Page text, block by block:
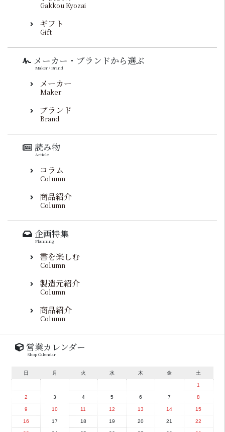
Gakkou Kyozai
ギフト
Gift
メーカー・ブランドから選ぶ
Maker / Brand
メーカー
Maker
ブランド
Brand
読み物
Article
コラム
Column
商品紹介
Column
企画特集
Planning
書を楽しむ
Column
製造元紹介
Column
商品紹介
Column
営業カレンダー
Shop Calendar
日 月 火 水 木 金 土
1
2 3 4 5 6 7 8
9 10 11 12 13 14 15
16 17 18 19 20 21 22